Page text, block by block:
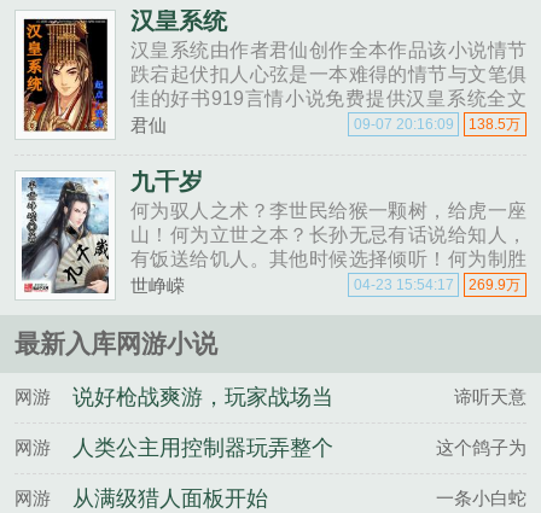
汉皇系统
汉皇系统由作者君仙创作全本作品该小说情节
跌宕起伏扣人心弦是一本难得的情节与文笔俱
佳的好书919言情小说免费提供汉皇系统全文
无弹窗的纯文字在线阅读。......
君仙 138.5万
09-07 20:16:09
九千岁
何为驭人之术？李世民给猴一颗树，给虎一座
山！何为立世之本？长孙无忌有话说给知人，
有饭送给饥人。其他时候选择倾听！何为制胜
之道？李绩临阵对敌，谁乱了阵脚，谁就输了
世峥嵘 269.9万
04-23 15:54:17
最新入库网游小说
网游
说好枪战爽游，玩家战场当
难民！
谛听天意
网游
人类公主用控制器玩弄整个
精灵帝国
这个鸽子为
网游 从满级猎人面板开始 一条小白蛇